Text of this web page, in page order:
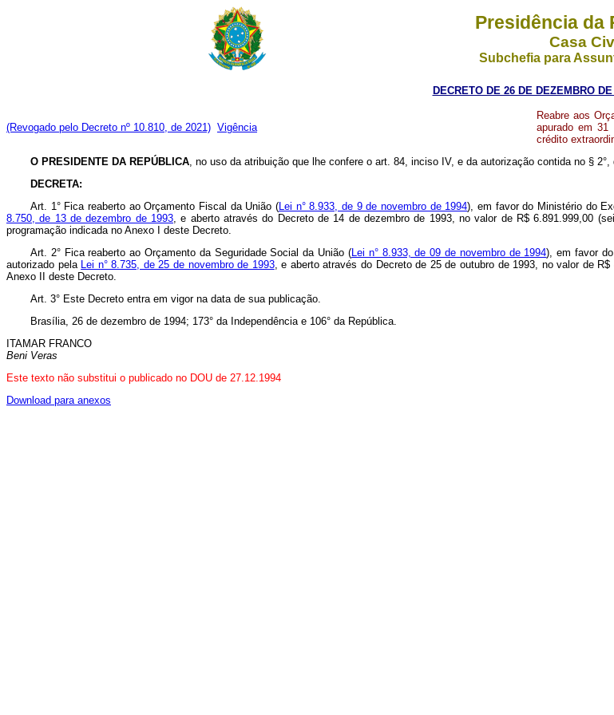
Presidência da
Casa
Subchefia para
DECRETO DE 26 DE DEZEMBRO
(Revogado pelo Decreto nº 10.810, de 2021) Vigência
Reabre aos
apurado em
crédito
O PRESIDENTE DA REPÚBLICA, no uso da atribuição que lhe confere o art. 84, inciso IV, e da autorização contida no §
DECRETA:
Art. 1° Fica reaberto ao Orçamento Fiscal da União (Lei n° 8.933, de 9 de novembro de 1994), em favor do Ministério do
8.750, de 13 de dezembro de 1993, e aberto através do Decreto de 14 de dezembro de 1993, no valor de R$ 6.891.999,00
programação indicada no Anexo I deste Decreto.
Art. 2° Fica reaberto ao Orçamento da Seguridade Social da União (Lei n° 8.933, de 09 de novembro de 1994), em favor
autorizado pela Lei n° 8.735, de 25 de novembro de 1993, e aberto através do Decreto de 25 de outubro de 1993, no valor de
Anexo II deste Decreto.
Art. 3° Este Decreto entra em vigor na data de sua publicação.
Brasília, 26 de dezembro de 1994; 173° da Independência e 106° da República.
ITAMAR FRANCO
Beni Veras
Este texto não substitui o publicado no DOU de 27.12.1994
Download para anexos